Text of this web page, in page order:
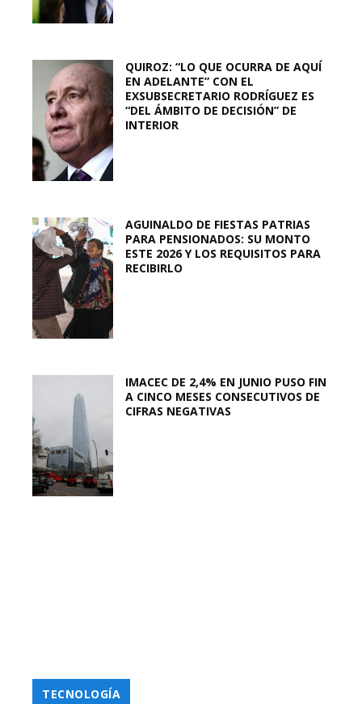
QUIROZ: “LO QUE OCURRA DE AQUÍ
EN ADELANTE” CON EL
EXSUBSECRETARIO RODRÍGUEZ ES
“DEL ÁMBITO DE DECISIÓN” DE
INTERIOR
AGUINALDO DE FIESTAS PATRIAS
PARA PENSIONADOS: SU MONTO
ESTE 2026 Y LOS REQUISITOS PARA
RECIBIRLO
IMACEC DE 2,4% EN JUNIO PUSO FIN
A CINCO MESES CONSECUTIVOS DE
CIFRAS NEGATIVAS
TECNOLOGÍA